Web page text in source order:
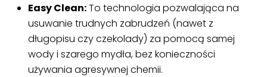
Easy Clean:To technologia pozwalająca na
usuwanie trudnych zabrudzeń (nawet z
długopisu czy czekolady) za pomocą samej
wody i szarego mydła, bez konieczności
używania agresywnej chemii.